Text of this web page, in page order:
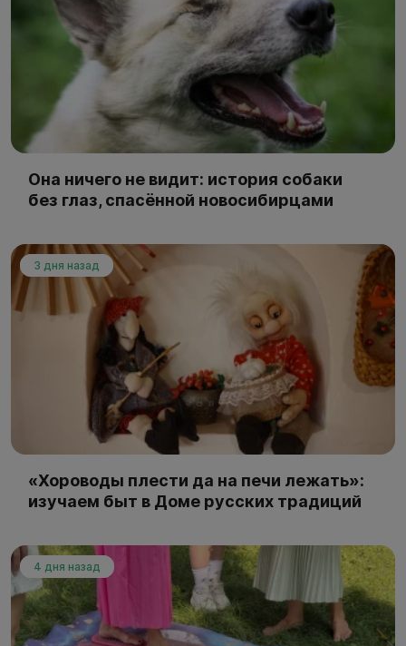
Она ничего не видит: история собаки
без глаз, спасённой новосибирцами
3 дня назад
«Хороводы плести да на печи лежать»:
изучаем быт в Доме русских традиций
4 дня назад